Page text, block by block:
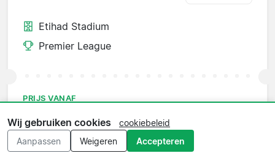
Etihad Stadium
Premier League
PRIJS VANAF
Wij gebruiken cookies
cookiebeleid
Aanpassen
Weigeren Accepteren